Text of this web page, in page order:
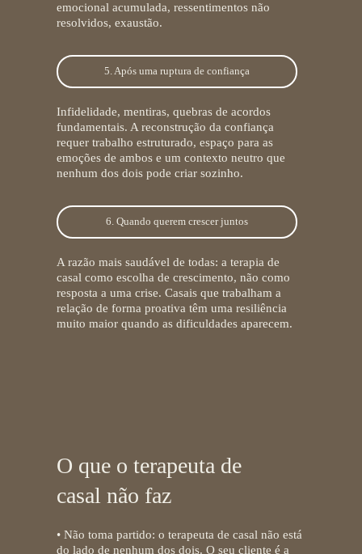
emocional acumulada, ressentimentos não
resolvidos, exaustão.
5. Após uma ruptura de confiança
Infidelidade, mentiras, quebras de acordos
fundamentais. A reconstrução da confiança
requer trabalho estruturado, espaço para as
emoções de ambos e um contexto neutro que
nenhum dos dois pode criar sozinho.
6. Quando querem crescer juntos
A razão mais saudável de todas: a terapia de
casal como escolha de crescimento, não como
resposta a uma crise. Casais que trabalham a
relação de forma proativa têm uma resiliência
muito maior quando as dificuldades aparecem.
O que o terapeuta de
casal não faz
• Não toma partido: o terapeuta de casal não está
do lado de nenhum dos dois. O seu cliente é a